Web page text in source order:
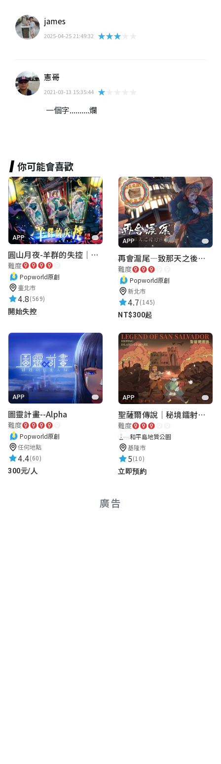
james
2025-04-25 21:49:32 ★★★★★
憲哥
2021-03-13 15:35:44 ★★★★★
一個字..........爛
你可能會喜歡
APP
圓山月夜-羊群的失控｜圓山飯店 ARG實境解謎遊戲
難度
Popworld原創
臺北市
4.8(569)
開始失控
APP
再會滬尾—致那天之後的你｜淡水老街實境遊戲｜實體遊戲盒
難度
Popworld原創
新北市
4.7(145)
NT$300起
APP
圖靈計畫--Alpha
難度
Popworld原創
任何地點
4.4(60)
300元/人
APP
聖薩爾傳說｜秘境鐳射激戰
難度
和平島地質公園
基隆市
5(10)
立即預約
廣告